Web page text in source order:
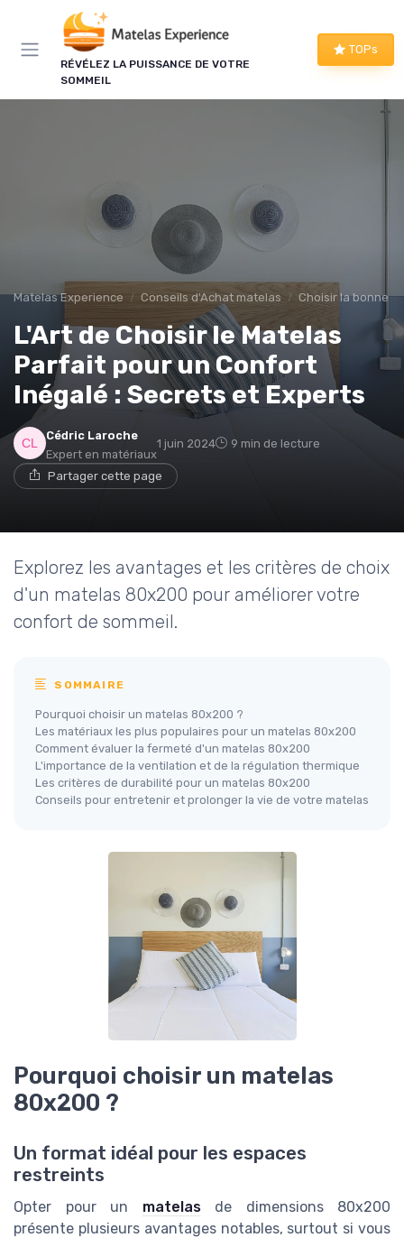
RÉVÉLEZ LA PUISSANCE DE VOTRE
SOMMEIL
TOPs
Matelas Experience Conseils d'Achat matelas Choisir la bonne
L'Art de Choisir le Matelas
Parfait pour un Confort
Inégalé : Secrets et Experts
Cédric Laroche
Expert en matériaux
1 juin 2024 9 min de lecture
Partager cette page
Explorez les avantages et les critères de choix
d'un matelas 80x200 pour améliorer votre
confort de sommeil.
SOMMAIRE
Pourquoi choisir un matelas 80x200 ?
Les matériaux les plus populaires pour un matelas 80x200
Comment évaluer la fermeté d'un matelas 80x200
L'importance de la ventilation et de la régulation thermique
Les critères de durabilité pour un matelas 80x200
Conseils pour entretenir et prolonger la vie de votre matelas
Pourquoi choisir un matelas
80x200 ?
Un format idéal pour les espaces
restreints
Opter pour un matelasde dimensions 80x200
présente plusieurs avantages notables, surtout si vous
Panneau de gestion des cookies